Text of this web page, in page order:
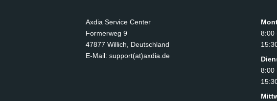
Axdia Service Center
Formerweg 9
47877 Willich, Deutschland
E-Mail: support(at)axdia.de
8:00
8:00